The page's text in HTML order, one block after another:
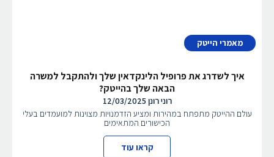
מאמרי הייטק
איך לשדרג את פרופיל הלינקדאין שלך ולהתקבל למשרה
הבאה שלך בהייטק?
רוני רונן 12/03/2025
עולם ההייטק מתפתח במהירות ומציע הזדמנויות מצוינות למועמדים בעלי
הכישורים המתאימים
קראו עוד